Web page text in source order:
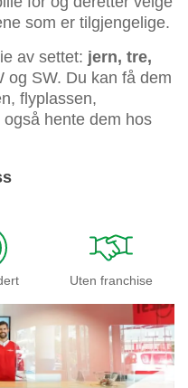
som er tilgjengelige.
av settet: jern, tre,
og SW. Du kan få dem
flyplassen,
hente dem hos
Uten franchise